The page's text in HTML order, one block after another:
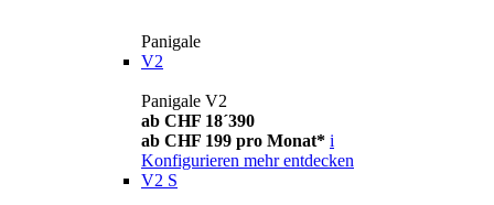
Panigale
V2
Panigale V2
ab CHF 18´390
ab CHF 199 pro Monat* i
Konfigurieren mehr entdecken
V2 S